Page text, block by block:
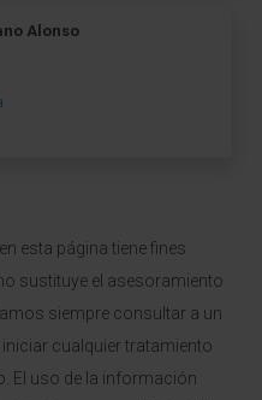
Alonso
esta página tiene fines
sustituye el asesoramiento
siempre consultar a un
cualquier tratamiento
El uso de la información